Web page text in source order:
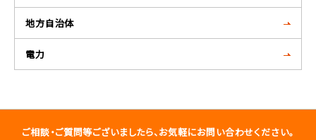
地方自治体
電力
ご相談・ご質問等ございましたら、お気軽にお問い合わせください。